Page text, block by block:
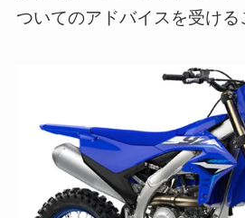
ついてのアドバイスを受ける